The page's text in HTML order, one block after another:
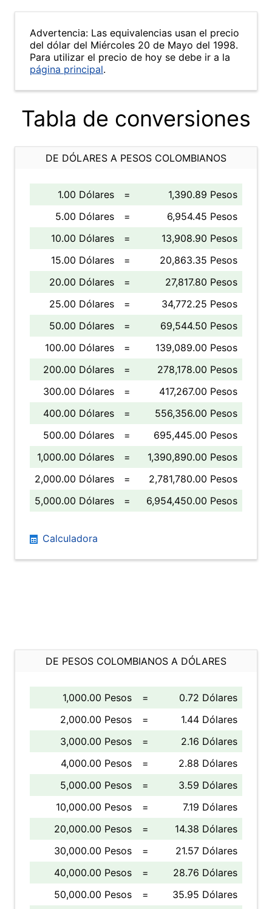
Advertencia: Las equivalencias usan el precio
del dólar del Miércoles 20 de Mayo del 1998.
Para utilizar el precio de hoy se debe ir a la
página principal.
Tabla de conversiones
DE DÓLARES A PESOS COLOMBIANOS
1.00 Dólares =
1,390.89 Pesos
5.00 Dólares
=
6,954.45 Pesos
10.00 Dólares
=
13,908.90 Pesos
15.00 Dólares
=
20,863.35 Pesos
20.00 Dólares
=
27,817.80 Pesos
25.00 Dólares
=
34,772.25 Pesos
50.00 Dólares
=
69,544.50 Pesos
100.00 Dólares
=
139,089.00 Pesos
200.00 Dólares
=
278,178.00 Pesos
300.00 Dólares
=
417,267.00 Pesos
400.00 Dólares
=
556,356.00 Pesos
500.00 Dólares
=
695,445.00 Pesos
1,000.00 Dólares
=
1,390,890.00 Pesos
2,000.00 Dólares
=
2,781,780.00 Pesos
5,000.00 Dólares
= 6,954,450.00 Pesos
Calculadora
DE PESOS COLOMBIANOS A DÓLARES
1,000.00 Pesos =
0.72 Dólares
2,000.00 Pesos
=
1.44 Dólares
3,000.00 Pesos
=
2.16 Dólares
4,000.00 Pesos
=
2.88 Dólares
5,000.00 Pesos
=
3.59 Dólares
10,000.00 Pesos
=
7.19 Dólares
20,000.00 Pesos
=
14.38 Dólares
30,000.00 Pesos
=
21.57 Dólares
40,000.00 Pesos
=
28.76 Dólares
50,000.00 Pesos
= 35.95 Dólares